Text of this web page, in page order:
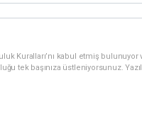
Kuralları’nı kabul etmiş
tek başınıza üstleniyorsunuz.